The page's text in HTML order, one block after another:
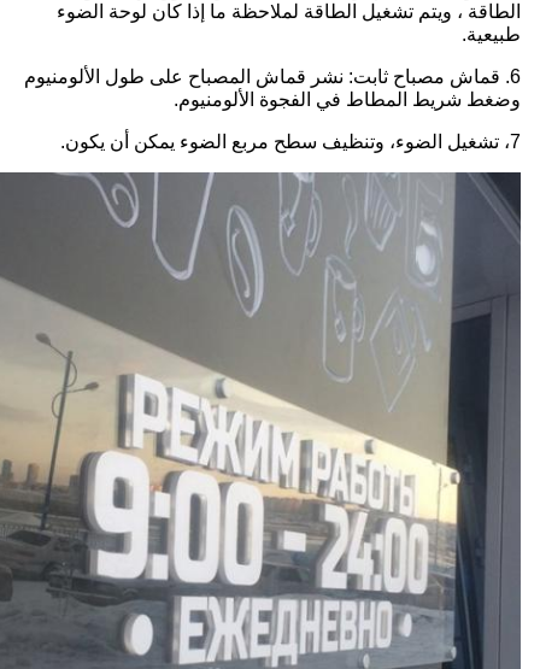
الطاقة ، ويتم تشغيل الطاقة لملاحظة ما إذا كان لوحة الضوء
طبيعية.
6. قماش مصباح ثابت: نشر قماش المصباح على طول الألومنيوم
وضغط شريط المطاط في الفجوة الألومنيوم.
7، تشغيل الضوء، وتنظيف سطح مربع الضوء يمكن أن يكون.